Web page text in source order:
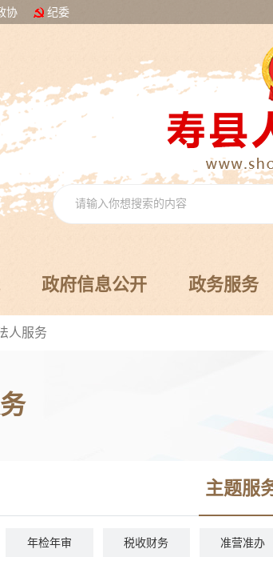
协 纪委
政府信息公开 政务服务
人服务
主题服
年检年审 税收财务 准营准办